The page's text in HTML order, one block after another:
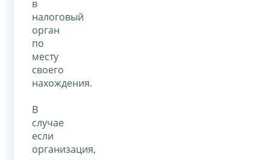
в
налоговый
орган
по
месту
своего
нахождения.
В
случае
если
организация,